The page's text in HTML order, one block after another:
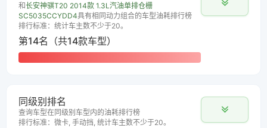
和长安神骐T20 2014款 1.3L汽油单排仓栅
SC5035CCYDD4具有相同动力组合的车型油耗排行榜
排行标准：统计车主数不少于20。
第14名（共14款车型）
同级别排名
查询车型在同级别车型内的油耗排行榜
排行标准：微卡, 手动挡, 统计车主数不少于20。